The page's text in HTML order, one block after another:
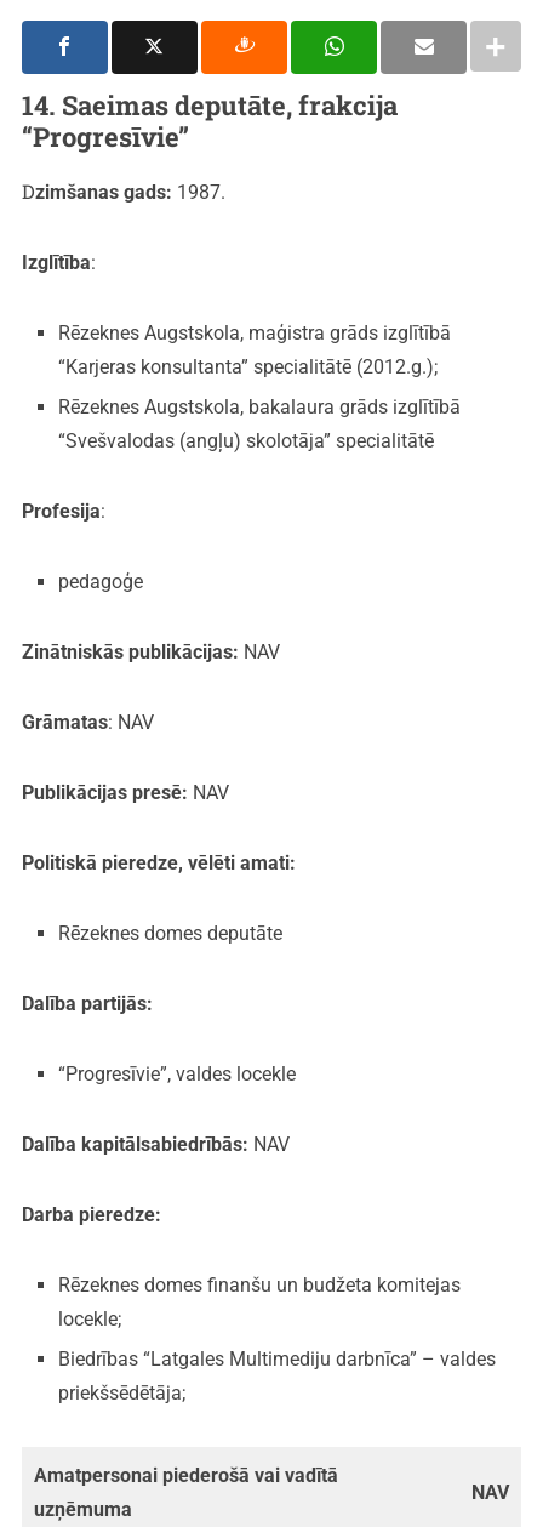
14. Saeimas deputāte, frakcija
“Progresīvie”
Dzimšanas gads: 1987.
Izglītība:
Rēzeknes Augstskola, maģistra grāds izglītībā
“Karjeras konsultanta” specialitātē (2012.g.);
Rēzeknes Augstskola, bakalaura grāds izglītībā
“Svešvalodas (angļu) skolotāja” specialitātē
Profesija:
pedagoģe
Zinātniskās publikācijas: NAV
Grāmatas: NAV
Publikācijas presē: NAV
Politiskā pieredze, vēlēti amati:
Rēzeknes domes deputāte
Dalība partijās:
“Progresīvie”, valdes locekle
Dalība kapitālsabiedrībās: NAV
Darba pieredze:
Rēzeknes domes finanšu un budžeta komitejas
locekle;
Biedrības “Latgales Multimediju darbnīca” – valdes
priekšsēdētāja;
Amatpersonai piederošā vai vadītā
uzņēmuma
NAV